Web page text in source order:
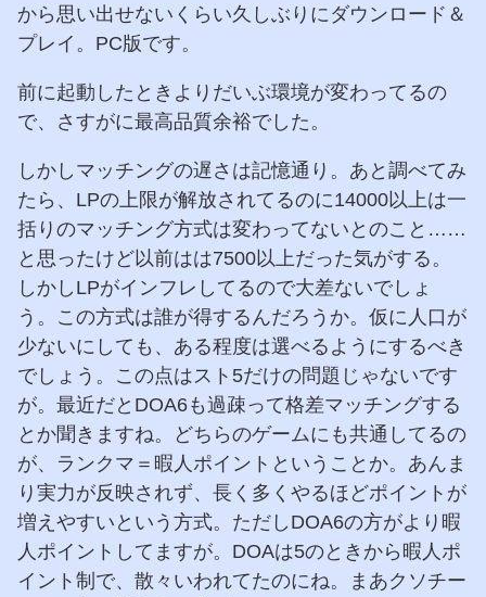
から思い出せないくらい久しぶりにダウンロード＆
プレイ。PC版です。
前に起動したときよりだいぶ環境が変わってるの
で、さすがに最高品質余裕でした。
しかしマッチングの遅さは記憶通り。あと調べてみ
たら、LPの上限が解放されてるのに14000以上は一
括りのマッチング方式は変わってないとのこと……
と思ったけど以前はは7500以上だった気がする。
しかしLPがインフレしてるので大差ないでしょ
う。この方式は誰が得するんだろうか。仮に人口が
少ないにしても、ある程度は選べるようにするべき
でしょう。この点はスト5だけの問題じゃないです
が。最近だとDOA6も過疎って格差マッチングする
とか聞きますね。どちらのゲームにも共通してるの
が、ランクマ＝暇人ポイントということか。あんま
り実力が反映されず、長く多くやるほどポイントが
増えやすいという方式。ただしDOA6の方がより暇
人ポイントしてますが。DOAは5のときから暇人ポ
イント制で、散々いわれてたのにね。まあクソチー